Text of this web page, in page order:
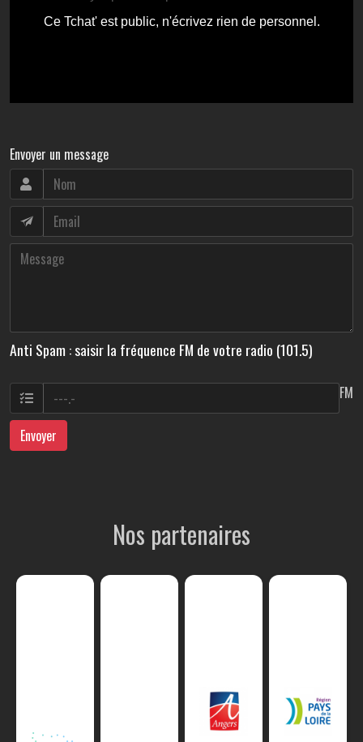
Envoyer un message
Anti Spam : saisir la fréquence FM de votre radio (101.5)
FM
Envoyer
Nos partenaires